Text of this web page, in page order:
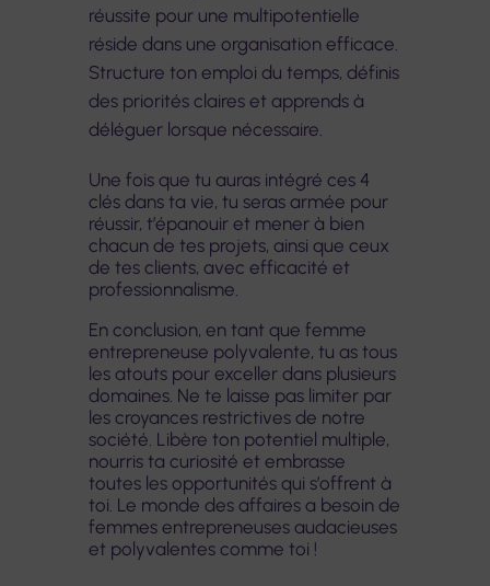
réussite pour une multipotentielle
réside dans une organisation efficace.
Structure ton emploi du temps, définis
des priorités claires et apprends à
déléguer lorsque nécessaire.
Une fois que tu auras intégré ces 4
clés dans ta vie, tu seras armée pour
réussir, t’épanouir et mener à bien
chacun de tes projets, ainsi que ceux
de tes clients, avec efficacité et
professionnalisme.
En conclusion, en tant que femme
entrepreneuse polyvalente, tu as tous
les atouts pour exceller dans plusieurs
domaines. Ne te laisse pas limiter par
les croyances restrictives de notre
société. Libère ton potentiel multiple,
nourris ta curiosité et embrasse
toutes les opportunités qui s’offrent à
toi. Le monde des affaires a besoin de
femmes entrepreneuses audacieuses
et polyvalentes comme toi !